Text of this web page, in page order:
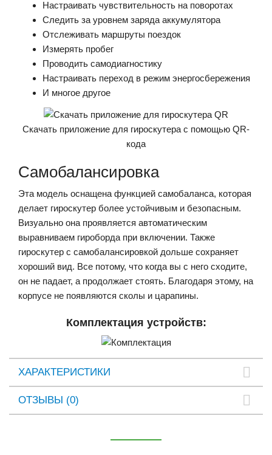
Настраивать чувствительность на поворотах
Следить за уровнем заряда аккумулятора
Отслеживать маршруты поездок
Измерять пробег
Проводить самодиагностику
Настраивать переход в режим энергосбережения
И многое другое
Скачать приложение для гироскутера с помощью QR-
кода
Самобалансировка
Эта модель оснащена функцией самобаланса, которая
делает гироскутер более устойчивым и безопасным.
Визуально она проявляется автоматическим
выравниваем гироборда при включении. Также
гироскутер с самобалансировкой дольше сохраняет
хороший вид. Все потому, что когда вы с него сходите,
он не падает, а продолжает стоять. Благодаря этому, на
корпусе не появляются сколы и царапины.
Комплектация устройств:
ХАРАКТЕРИСТИКИ
ОТЗЫВЫ (0)